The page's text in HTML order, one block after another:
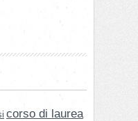
corso di laurea